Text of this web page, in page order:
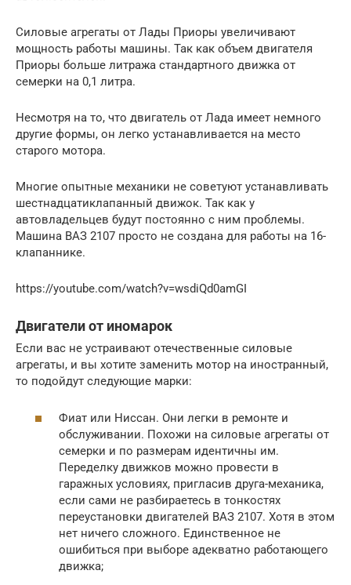
Силовые агрегаты от Лады Приоры увеличивают
мощность работы машины. Так как объем двигателя
Приоры больше литража стандартного движка от
семерки на 0,1 литра.
Несмотря на то, что двигатель от Лада имеет немного
другие формы, он легко устанавливается на место
старого мотора.
Многие опытные механики не советуют устанавливать
шестнадцатиклапанный движок. Так как у
автовладельцев будут постоянно с ним проблемы.
Машина ВАЗ 2107 просто не создана для работы на 16-
клапаннике.
https://youtube.com/watch?v=wsdiQd0amGI
Двигатели от иномарок
Если вас не устраивают отечественные силовые
агрегаты, и вы хотите заменить мотор на иностранный,
то подойдут следующие марки:
Фиат или Ниссан. Они легки в ремонте и
обслуживании. Похожи на силовые агрегаты от
семерки и по размерам идентичны им.
Переделку движков можно провести в
гаражных условиях, пригласив друга-механика,
если сами не разбираетесь в тонкостях
переустановки двигателей ВАЗ 2107. Хотя в этом
нет ничего сложного. Единственное не
ошибиться при выборе адекватно работающего
движка;